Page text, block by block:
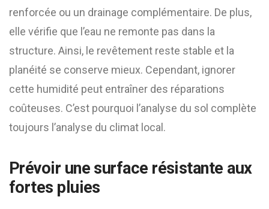
renforcée ou un drainage complémentaire. De plus,
elle vérifie que l’eau ne remonte pas dans la
structure. Ainsi, le revêtement reste stable et la
planéité se conserve mieux. Cependant, ignorer
cette humidité peut entraîner des réparations
coûteuses. C’est pourquoi l’analyse du sol complète
toujours l’analyse du climat local.
Prévoir une surface résistante aux
fortes pluies